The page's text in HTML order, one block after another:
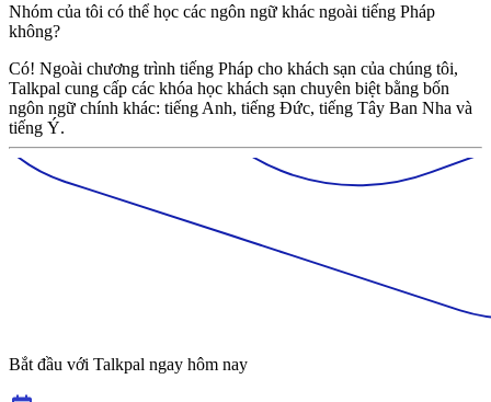
Nhóm của tôi có thể học các ngôn ngữ khác ngoài tiếng Pháp
không?
Có! Ngoài chương trình tiếng Pháp cho khách sạn của chúng tôi,
Talkpal cung cấp các khóa học khách sạn chuyên biệt bằng bốn
ngôn ngữ chính khác: tiếng Anh, tiếng Đức, tiếng Tây Ban Nha và
tiếng Ý.
Bắt đầu với Talkpal ngay hôm nay